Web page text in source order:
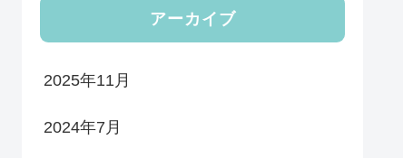
アーカイブ
2025年11月
2024年7月